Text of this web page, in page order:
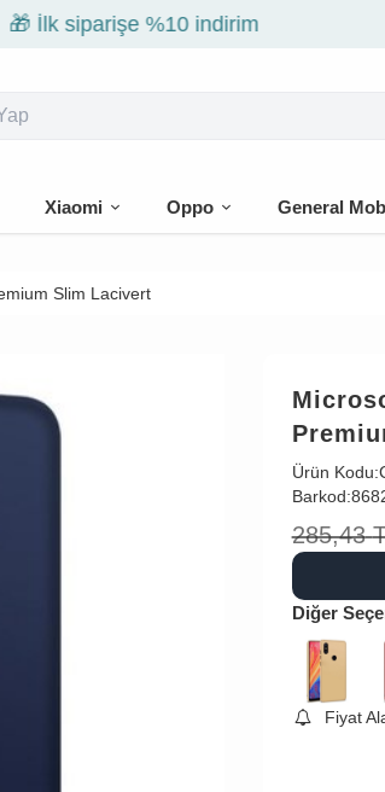
🎁 İlk siparişe %10 indirim
Xiaomi Oppo General
Slim Lacivert
Ürün Kodu:
Barkod:
285,43
Diğer
Fiyat